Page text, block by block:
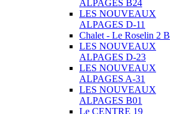
ALPAGES B24
LES NOUVEAUX
ALPAGES D-11
Chalet - Le Roselin 2 B
LES NOUVEAUX
ALPAGES D-23
LES NOUVEAUX
ALPAGES A-31
LES NOUVEAUX
ALPAGES B01
Le CENTRE 19